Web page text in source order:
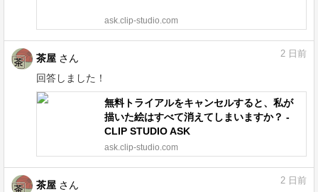
ask.clip-studio.com
茶屋 さん
回答しました！
2 日前
無料トライアルをキャンセルすると、私が
描いた絵はすべて消えてしまいますか？ -
CLIP STUDIO ASK
ask.clip-studio.com
茶屋 さん
2 日前